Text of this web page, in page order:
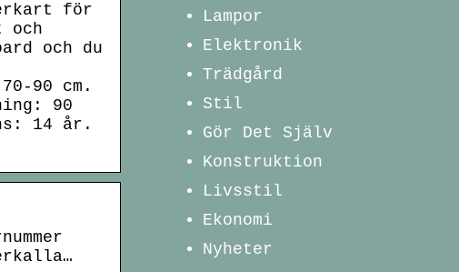
för
och
och du
90 cm.
90
14 år.
Lampor
Elektronik
Trädgård
Stil
Gör Det Själv
Konstruktion
Livsstil
Ekonomi
Nyheter